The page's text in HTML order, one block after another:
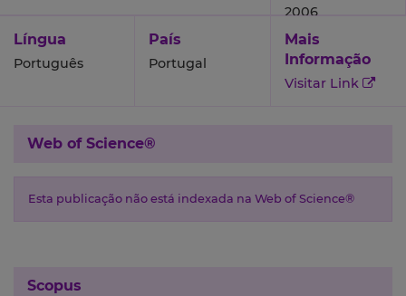
2006
Língua
Português
País
Portugal
Mais
Informação
Visitar Link
Web of Science®
Esta publicação não está indexada na Web of Science®
Scopus